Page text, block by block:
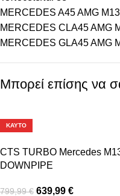
MERCEDES A45 AMG
MERCEDES CLA45 AMG
MERCEDES GLA45 AMG
Μπορεί επίσης να
ΚΑΥΤΌ
CTS TURBO Mercedes
DOWNPIPE
799,99€ 639,99 €